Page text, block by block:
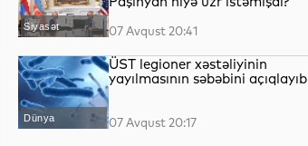
Siyasət 07 Avqust 20:41
Dünya
ÜST legioner xəstəliyinin
yayılmasının səbəbini açıqlayıb
07 Avqust 20:17